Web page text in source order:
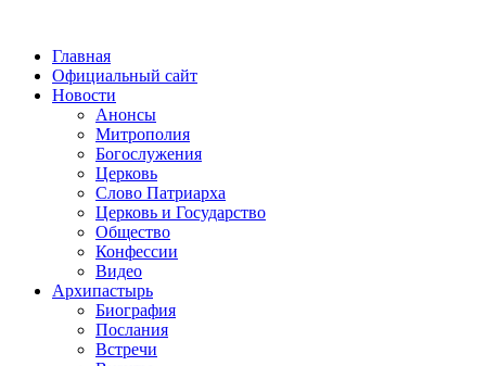
Главная
Официальный сайт
Новости
Анонсы
Митрополия
Богослужения
Церковь
Слово Патриарха
Церковь и Государство
Общество
Конфессии
Видео
Архипастырь
Биография
Послания
Встречи